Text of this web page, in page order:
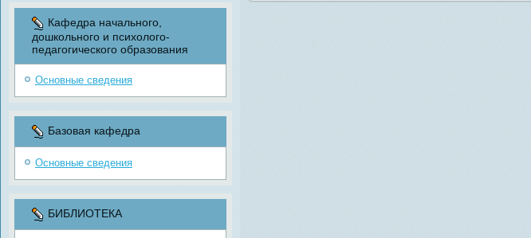
Кафедра начального,
дошкольного и психолого-
педагогического образования
Основные сведения
Базовая кафедра
Основные сведения
БИБЛИОТЕКА